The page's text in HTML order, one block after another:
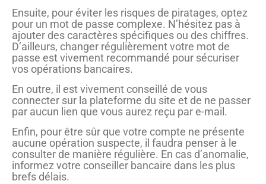
Ensuite, pour éviter les risques de piratages, optez
pour un mot de passe complexe. N’hésitez pas à
ajouter des caractères spécifiques ou des chiffres.
D’ailleurs, changer régulièrement votre mot de
passe est vivement recommandé pour sécuriser
vos opérations bancaires.
En outre, il est vivement conseillé de vous
connecter sur la plateforme du site et de ne passer
par aucun lien que vous aurez reçu par e-mail.
Enfin, pour être sûr que votre compte ne présente
aucune opération suspecte, il faudra penser à le
consulter de manière régulière. En cas d’anomalie,
informez votre conseiller bancaire dans les plus
brefs délais.